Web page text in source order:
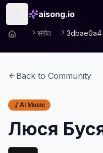
aisong.io
संगीत
Back to Community
AI Music
Люся